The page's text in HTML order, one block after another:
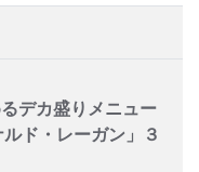
デカ盛りメニュー
ド・レーガン」３